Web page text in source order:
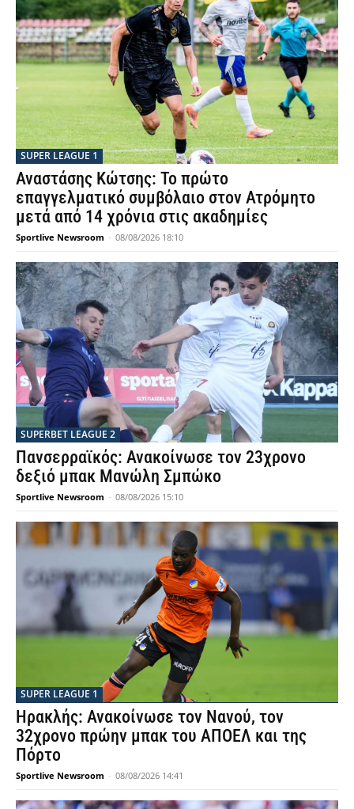
SUPER LEAGUE 1
Αναστάσης Κώτσης: Το πρώτο
επαγγελματικό συμβόλαιο στον Ατρόμητο
μετά από 14 χρόνια στις ακαδημίες
Sportlive Newsroom - 08/08/2026 18:10
SUPERBET LEAGUE 2
Πανσερραϊκός: Ανακοίνωσε τον 23χρονο
δεξιό μπακ Μανώλη Σμπώκο
Sportlive Newsroom - 08/08/2026 15:10
SUPER LEAGUE 1
Ηρακλής: Ανακοίνωσε τον Νανού, τον
32χρονο πρώην μπακ του ΑΠΟΕΛ και της
Πόρτο
Sportlive Newsroom - 08/08/2026 14:41